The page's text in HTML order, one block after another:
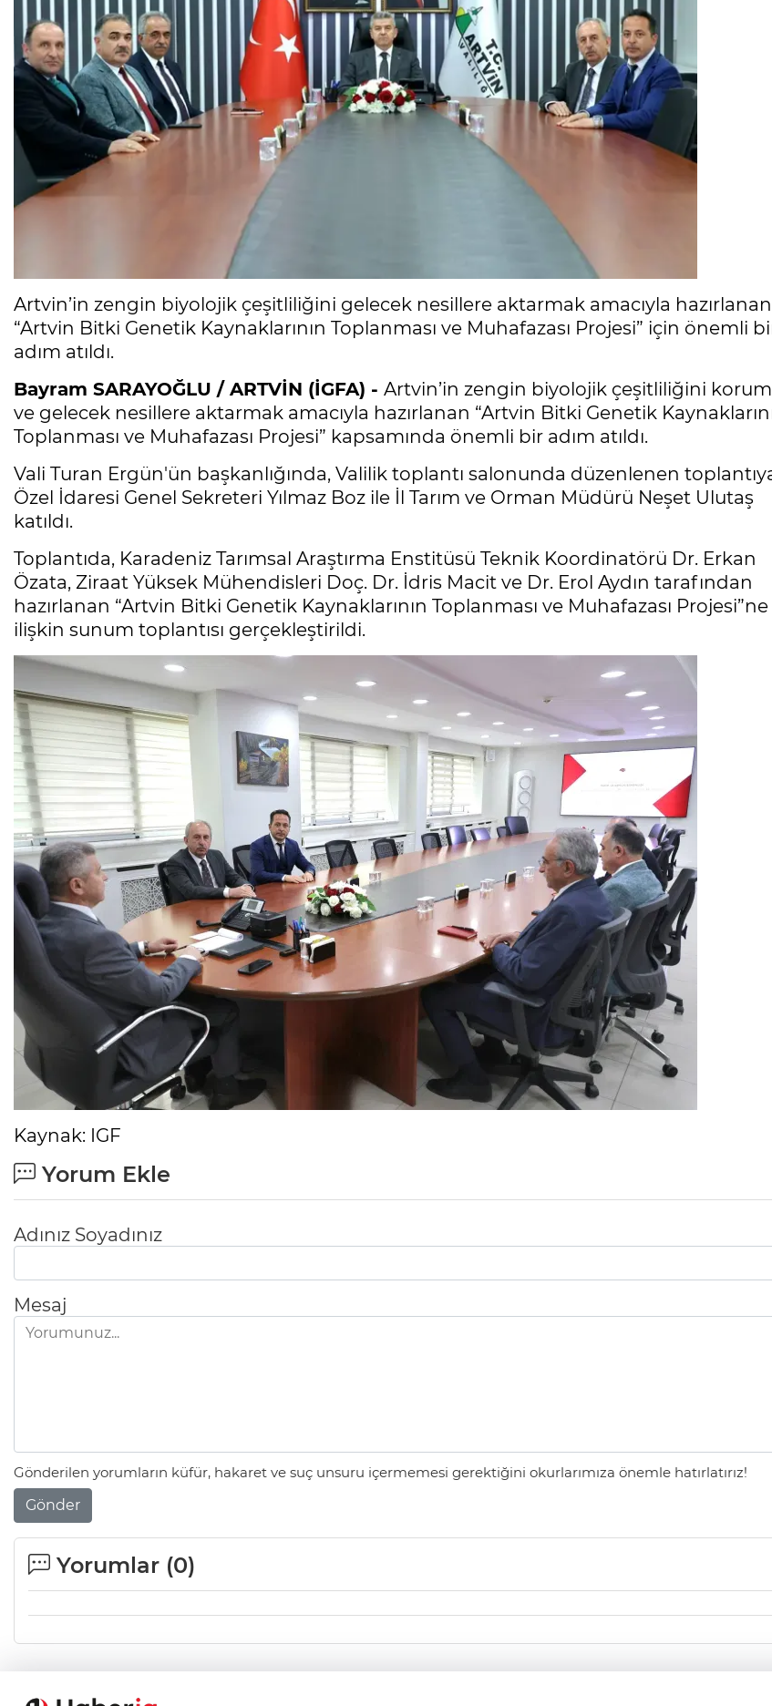
Artvin’in zengin biyolojik çeşitliliğini gelecek nesillere aktarmak amacıyla hazırlanan
“Artvin Bitki Genetik Kaynaklarının Toplanması ve Muhafazası Projesi” için önemli
adım atıldı.
Bayram SARAYOĞLU / ARTVİN (İGFA) - Artvin’in zengin biyolojik çeşitliliğini
ve gelecek nesillere aktarmak amacıyla hazırlanan “Artvin Bitki Genetik
Toplanması ve Muhafazası Projesi” kapsamında önemli bir adım atıldı.
Vali Turan Ergün'ün başkanlığında, Valilik toplantı salonunda düzenlenen
Özel İdaresi Genel Sekreteri Yılmaz Boz ile İl Tarım ve Orman Müdürü Neşet Ulutaş
katıldı.
Toplantıda, Karadeniz Tarımsal Araştırma Enstitüsü Teknik Koordinatörü Dr. Erkan
Özata, Ziraat Yüksek Mühendisleri Doç. Dr. İdris Macit ve Dr. Erol Aydın tarafından
hazırlanan “Artvin Bitki Genetik Kaynaklarının Toplanması ve Muhafazası Projesi”ne
ilişkin sunum toplantısı gerçekleştirildi.
Kaynak: IGF
Yorum Ekle
Adınız Soyadınız
Mesaj
Gönderilen yorumların küfür, hakaret ve suç unsuru içermemesi gerektiğini okurlarımıza önemle hatırlatırız!
Gönder
Yorumlar (0)